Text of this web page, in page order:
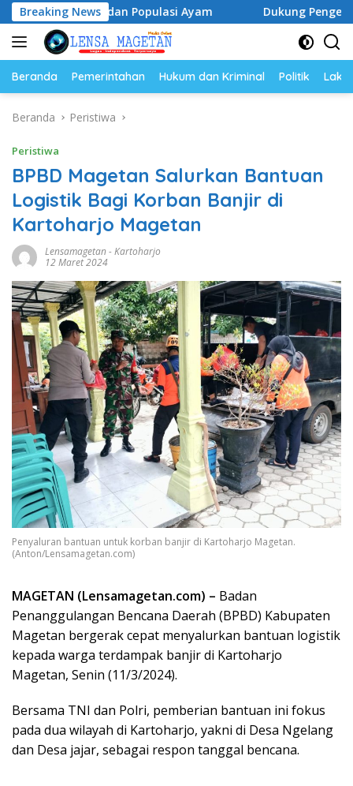
Langsung
ke
konten
Breaking News
dan Populasi Ayam Dukung Pengembangan
Beranda Pemerintahan Hukum dan Kriminal Politik
Beranda Peristiwa
Peristiwa
BPBD Magetan Salurkan Bantuan
Logistik Bagi Korban Banjir di
Kartoharjo Magetan
Lensamagetan-Kartoharjo
12 Maret 2024
Penyaluran bantuan untuk korban banjir di Kartoharjo Magetan.
(Anton/Lensamagetan.com)
MAGETAN (Lensamagetan.com) – Badan
Penanggulangan Bencana Daerah (BPBD) Kabupaten
Magetan bergerak cepat menyalurkan bantuan logistik
kepada warga terdampak banjir di Kartoharjo
Magetan, Senin (11/3/2024).
Bersama TNI dan Polri, pemberian bantuan ini fokus
pada dua wilayah di Kartoharjo, yakni di Desa Ngelang
dan Desa jajar, sebagai respon tanggal bencana.